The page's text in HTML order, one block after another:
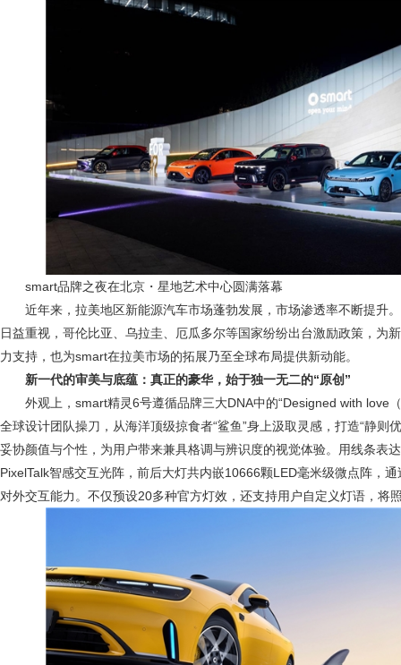
smart品牌之夜在北京・星地艺术中心圆满落幕
近年来，拉美地区新能源汽车市场蓬勃发展，市场渗透率不断提升
日益重视，哥伦比亚、乌拉圭、厄瓜多尔等国家纷纷出台激励政策，为
力支持，也为smart在拉美市场的拓展乃至全球布局提供新动能。
新一代的审美与底蕴：真正的豪华，始于独一无二的“原创 ”
外观上，smart精灵6号遵循品牌三大DNA中的“Designed with love
全球设计团队操刀，从海洋顶级掠食者“鲨鱼”身上汲取灵感，打造“静则
妥协颜值与个性，为用户带来兼具格调与辨识度的视觉体验。用线条
PixelTalk智感交互光阵，前后大灯共内嵌10666颗LED毫米级微点阵，
对外交互能力。不仅预设20多种官方灯效，还支持用户自定义灯语，将